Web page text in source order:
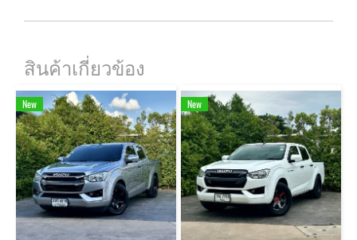
สินค้าเกี่ยวข้อง
New New